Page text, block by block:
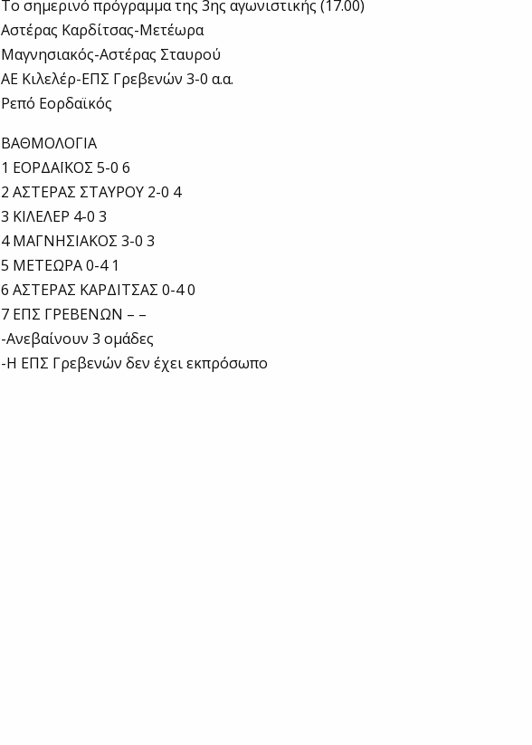
Το σημερινό πρόγραμμα της 3ης αγωνιστικής (17.00)
Αστέρας Καρδίτσας-Μετέωρα
Μαγνησιακός-Αστέρας Σταυρού
ΑΕ Κιλελέρ-ΕΠΣ Γρεβενών 3-0 α.α.
Ρεπό Εορδαϊκός
ΒΑΘΜΟΛΟΓΙΑ
1 ΕΟΡΔΑΪΚΟΣ 5-0 6
2 ΑΣΤΕΡΑΣ ΣΤΑΥΡΟΥ 2-0 4
3 ΚΙΛΕΛΕΡ 4-0 3
4 ΜΑΓΝΗΣΙΑΚΟΣ 3-0 3
5 ΜΕΤΕΩΡΑ 0-4 1
6 ΑΣΤΕΡΑΣ ΚΑΡΔΙΤΣΑΣ 0-4 0
7 ΕΠΣ ΓΡΕΒΕΝΩΝ – –
-Ανεβαίνουν 3 ομάδες
-Η ΕΠΣ Γρεβενών δεν έχει εκπρόσωπο